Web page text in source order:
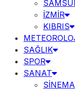
İZMİR
KIBRIS
SAĞLIK
SPOR
SANAT
SİNEMA